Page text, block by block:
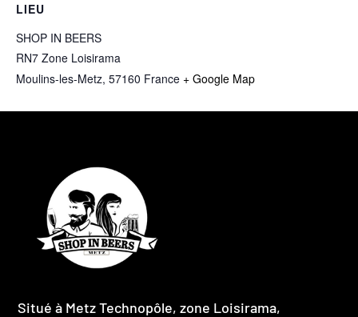
LIEU
SHOP IN BEERS
RN7 Zone Loisirama
Moulins-les-Metz, 57160 France + Google Map
Situé à Metz Technopôle, zone Loisirama,